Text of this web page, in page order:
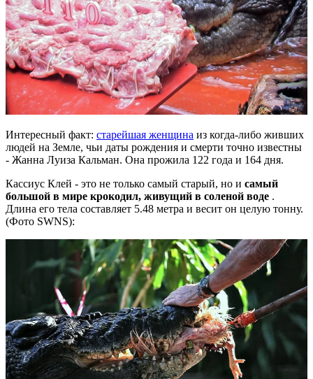
Интересный факт: старейшая женщина из когда-либо живших
людей на Земле, чьи даты рождения и смерти точно известны
- Жанна Луиза Кальман. Она прожила 122 года и 164 дня.
Кассиус Клей - это не только самый старый, но и самый
большой в мире крокодил, живущий в соленой воде .
Длина его тела составляет 5.48 метра и весит он целую тонну.
(Фото SWNS):